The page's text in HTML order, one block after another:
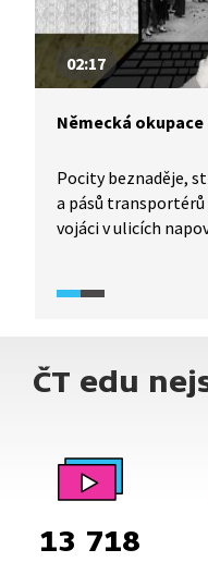
českým
02:17
Německá okupace
Pocity beznaděje,
a pásů transportérů
vojáci v ulicích
a Morava, který
dopravního směru,
proběhla, mluví za
ČT edu
13 718